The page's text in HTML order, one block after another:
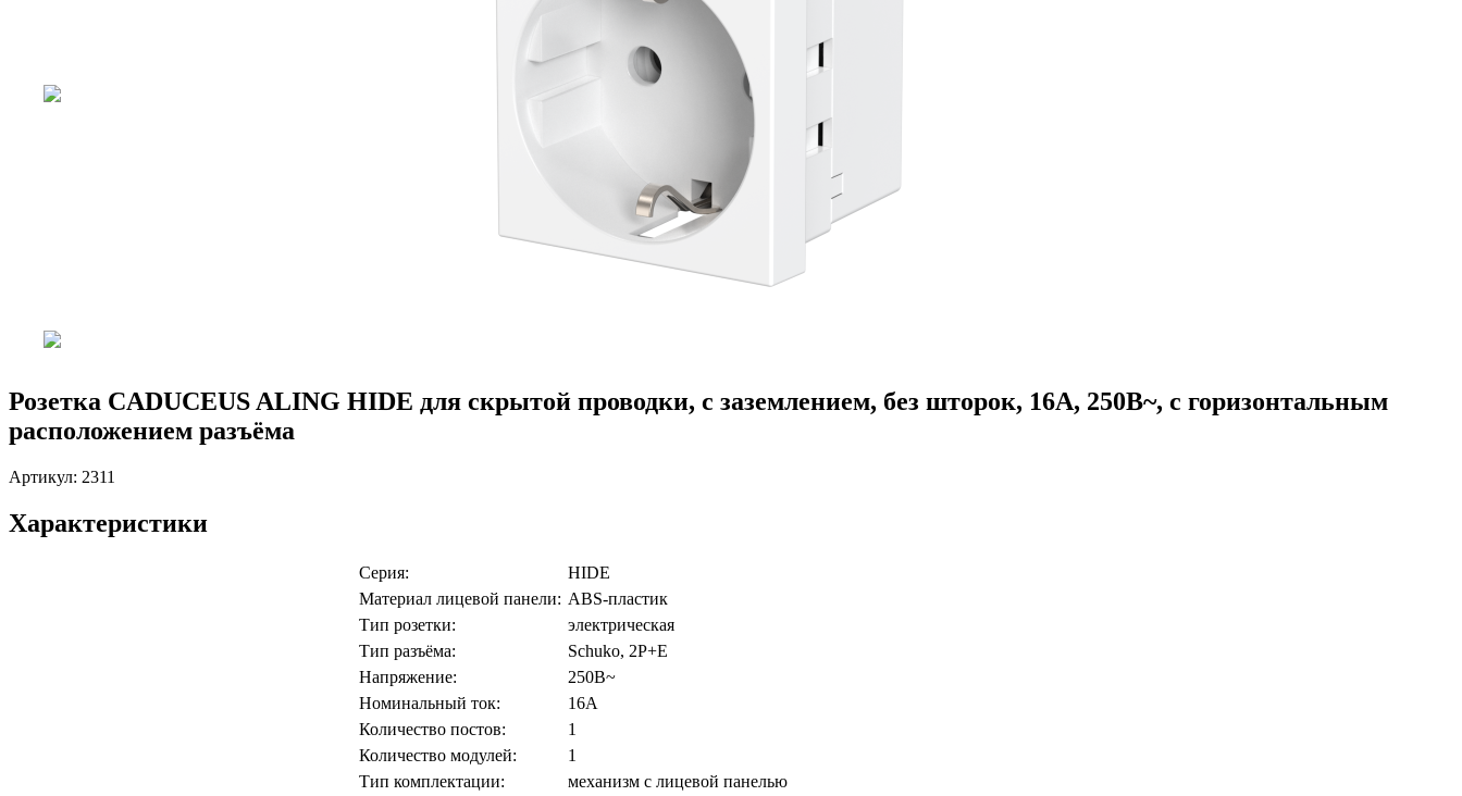
Розетка CADUCEUS ALING HIDE для скрытой проводки, с заземлением, без шторок, 16А, 250В~, с горизонтальным
расположением разъёма
Артикул: 2311
Характеристики
Серия:
HIDE
Материал лицевой панели: ABS-пластик
Тип розетки:
электрическая
Тип разъёма:
Schuko, 2P+E
Напряжение:
250В~
Номинальный ток:
16А
Количество постов:
1
Количество модулей:
1
Тип комплектации:
механизм c лицевой панелью